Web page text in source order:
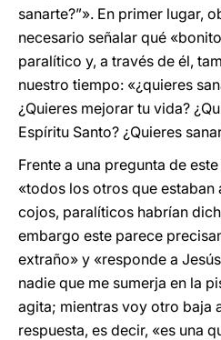
sanarte?”». En primer lugar,
necesario señalar qué
paralítico y, a través de él,
nuestro tiempo: «¿quieres
¿Quieres mejorar tu vida?
Espíritu Santo? ¿Quieres
Frente a una pregunta de
«todos los otros que estaban
cojos, paralíticos habrían
embargo este parece
extraño» y «responde a
nadie que me sumerja en la
agita; mientras voy otro baja
respuesta, es decir, «es una